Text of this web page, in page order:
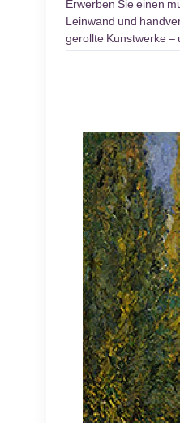
Erwerben Sie einen
Leinwand und
gerollte Kunstwerke –